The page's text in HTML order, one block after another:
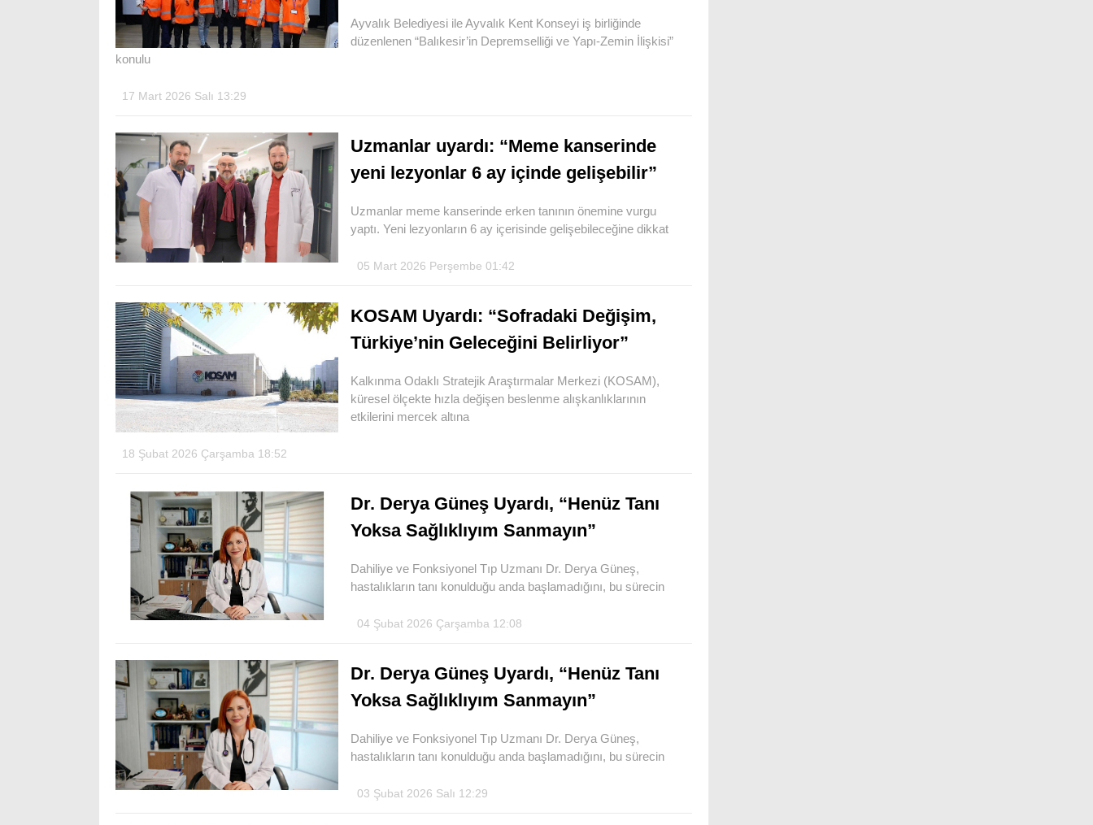
Ayvalık Belediyesi ile Ayvalık Kent Konseyi iş birliğinde
düzenlenen “Balıkesir’in Depremselliği ve Yapı-Zemin İlişkisi”
konulu
17 Mart 2026 Salı 13:29
Uzmanlar uyardı: “Meme kanserinde
yeni lezyonlar 6 ay içinde gelişebilir”
Uzmanlar meme kanserinde erken tanının önemine vurgu
yaptı. Yeni lezyonların 6 ay içerisinde gelişebileceğine dikkat
05 Mart 2026 Perşembe 01:42
KOSAM Uyardı: “Sofradaki Değişim,
Türkiye’nin Geleceğini Belirliyor”
Kalkınma Odaklı Stratejik Araştırmalar Merkezi (KOSAM),
küresel ölçekte hızla değişen beslenme alışkanlıklarının
etkilerini mercek altına
18 Şubat 2026 Çarşamba 18:52
Dr. Derya Güneş Uyardı, “Henüz Tanı
Yoksa Sağlıklıyım Sanmayın”
Dahiliye ve Fonksiyonel Tıp Uzmanı Dr. Derya Güneş,
hastalıkların tanı konulduğu anda başlamadığını, bu sürecin
04 Şubat 2026 Çarşamba 12:08
Dr. Derya Güneş Uyardı, “Henüz Tanı
Yoksa Sağlıklıyım Sanmayın”
Dahiliye ve Fonksiyonel Tıp Uzmanı Dr. Derya Güneş,
hastalıkların tanı konulduğu anda başlamadığını, bu sürecin
03 Şubat 2026 Salı 12:29